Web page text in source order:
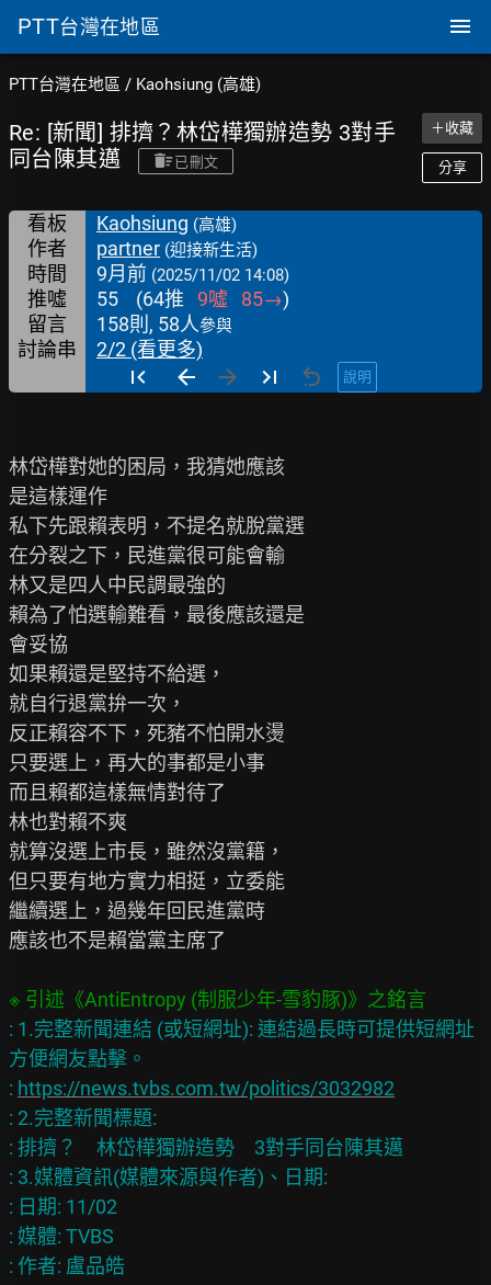
PTT台灣在地區
PTT台灣在地區 / Kaohsiung (高雄)
Re: [新聞] 排擠？林岱樺獨辦造勢 3對手
同台陳其邁
已刪文
＋收藏
分享
看板 Kaohsiung (高雄)
作者 partner (迎接新生活)
時間 9月前 (2025/11/02 14:08)
推噓 55 (64推 9噓 85→)
留言
158則, 58人參與
討論串 2/2 (看更多)
說明
林岱樺對她的困局，我猜她應該
是這樣運作
私下先跟賴表明，不提名就脫黨選
在分裂之下，民進黨很可能會輸
林又是四人中民調最強的
賴為了怕選輸難看，最後應該還是
會妥協
如果賴還是堅持不給選，
就自行退黨拚一次，
反正賴容不下，死豬不怕開水燙
只要選上，再大的事都是小事
而且賴都這樣無情對待了
林也對賴不爽
就算沒選上市長，雖然沒黨籍，
但只要有地方實力相挺，立委能
繼續選上，過幾年回民進黨時
應該也不是賴當黨主席了
: 1.完整新聞連結 (或短網址): 連結過長時可提供短網址
方便網友點擊。
: https://news.tvbs.com.tw/politics/3032982
: 2.完整新聞標題:
: 排擠？　林岱樺獨辦造勢　3對手同台陳其邁
: 3.媒體資訊(媒體來源與作者)、日期:
: 日期: 11/02
: 媒體: TVBS
: 作者: 盧品皓